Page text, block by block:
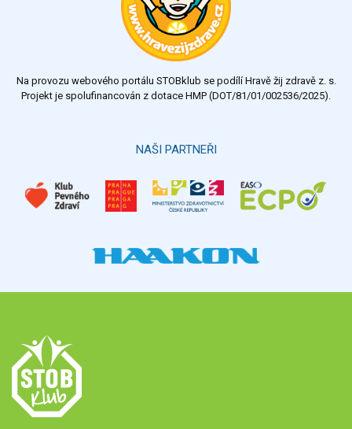
Na provozu webového portálu STOBklub se podílí Hravě žij zdravě z. s.
Projekt je spolufinancován z dotace HMP (DOT/81/01/002536/2025).
NAŠI PARTNEŘI